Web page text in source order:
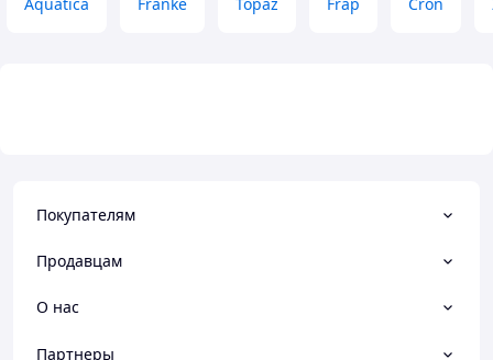
Покупателям
Продавцам
О нас
Партнеры